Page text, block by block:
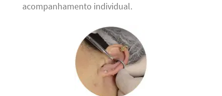
acompanhamento individual.